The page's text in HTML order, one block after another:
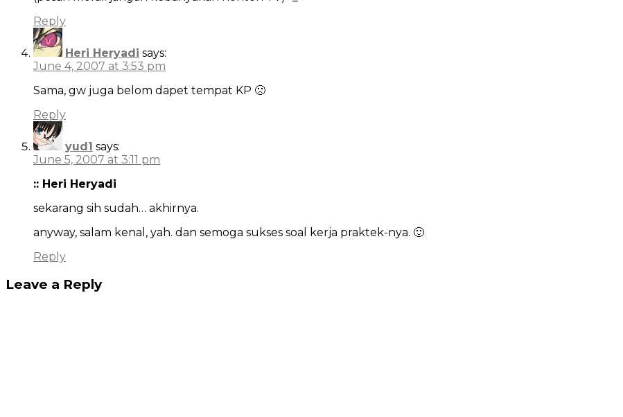
Reply
Heri Heryadi says:
June 4, 2007 at 3:53 pm
Sama, gw juga belom dapet tempat KP 🙁
Reply
yud1 says:
June 5, 2007 at 3:11 pm
:: Heri Heryadi
sekarang sih sudah… akhirnya.
anyway, salam kenal, yah. dan semoga sukses soal kerja praktek-nya. 🙂
Reply
Leave a Reply